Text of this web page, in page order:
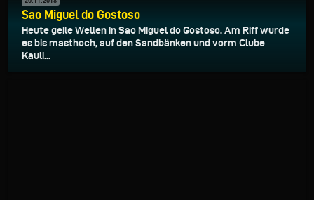
Sao Miguel do Gostoso
Heute geile Wellen in Sao Miguel do Gostoso. Am Riff wurde
es bis masthoch, auf den Sandbänken und vorm Clube
Kauli...